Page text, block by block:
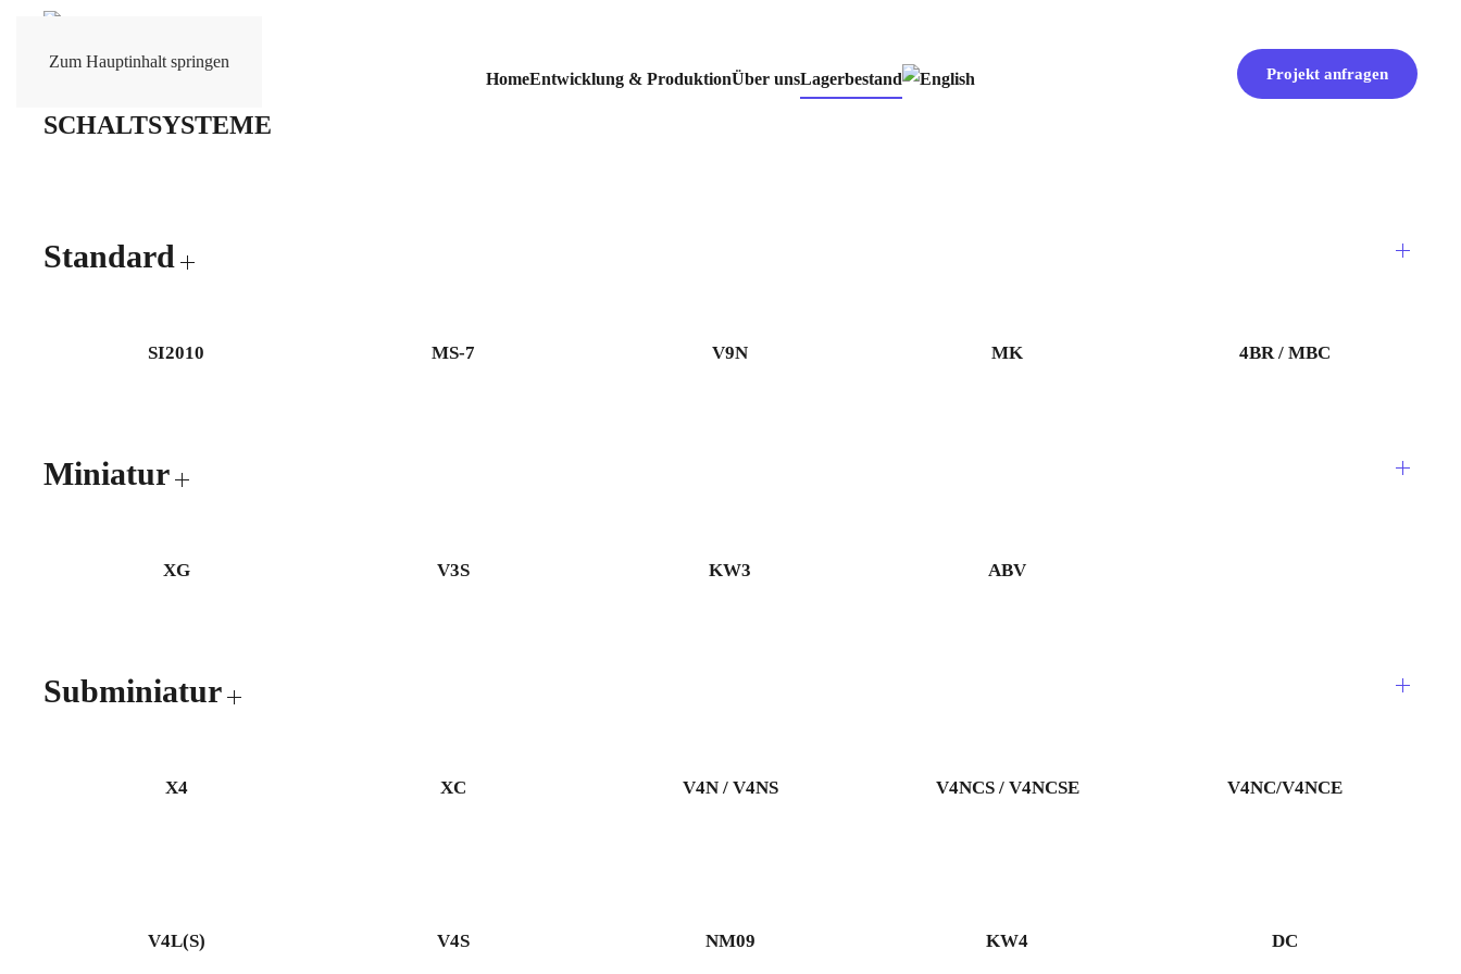
Zum Hauptinhalt springen
HomeEntwicklung & ProduktionÜber unsLagerbestand Projekt anfragen
Standard
SI2010 MS-7 V9N MK 4BR / MBC
Miniatur
XG V3S KW3 ABV
Subminiatur
X4 XC V4N / V4NS V4NCS / V4NCSE V4NC/V4NCE
V4L(S) V4S NM09 KW4 DC